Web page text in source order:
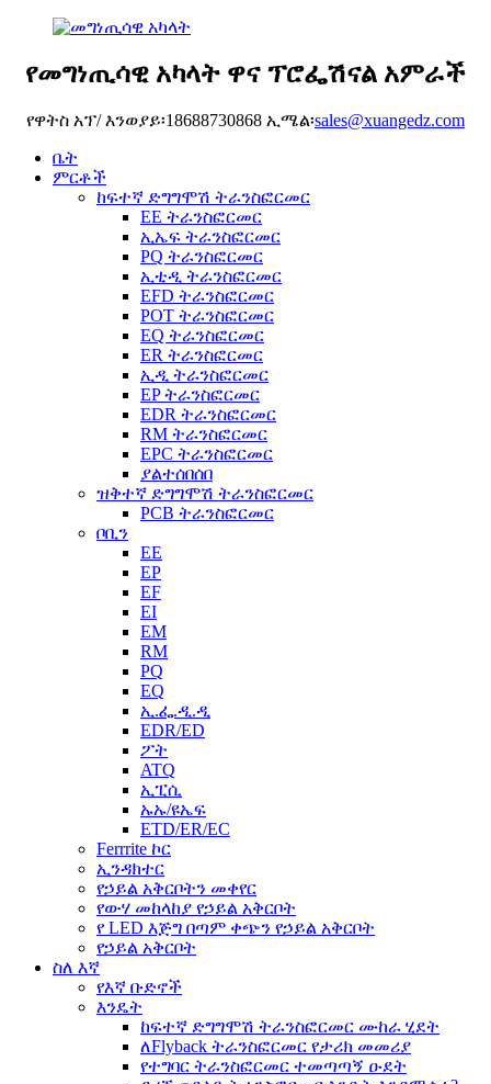
የመግነጢሳዊ አካላት ዋና ፕሮፌሽናል አምራች
የዋትስ አፕ/ እንወያይ፡18688730868 ኢሜል፡sales@xuangedz.com
ቤት
ምርቶች
ከፍተኛ ድግግሞሽ ትራንስፎርመር
EE ትራንስፎርመር
ኢኤፍ ትራንስፎርመር
PQ ትራንስፎርመር
ኢቲዲ ትራንስፎርመር
EFD ትራንስፎርመር
POT ትራንስፎርመር
EQ ትራንስፎርመር
ER ትራንስፎርመር
ኢዲ ትራንስፎርመር
EP ትራንስፎርመር
EDR ትራንስፎርመር
RM ትራንስፎርመር
EPC ትራንስፎርመር
ያልተሰበሰበ
ዝቅተኛ ድግግሞሽ ትራንስፎርመር
PCB ትራንስፎርመር
ቦቢን
EE
EP
EF
EI
EM
RM
PQ
EQ
ኢ.ፌ.ዲ.ዲ
EDR/ED
ፖት
ATQ
ኢፒሲ
ኡኡ/ዩኤፍ
ETD/ER/EC
Ferrrite ኮር
ኢንዳክተር
የኃይል አቅርቦትን መቀየር
የውሃ መከላከያ የኃይል አቅርቦት
የ LED እጅግ በጣም ቀጭን የኃይል አቅርቦት
የኃይል አቅርቦት
ስለ እኛ
የእኛ ቡድኖች
እንዴት
ከፍተኛ ድግግሞሽ ትራንስፎርመር ሙከራ ሂደት
ለFlyback ትራንስፎርመር የታሪክ መመሪያ
የተግባር ትራንስፎርመር ተመጣጣኝ ዑደት